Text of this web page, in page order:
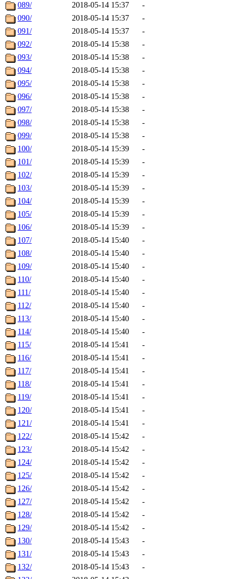
089/
2018-05-14 15:37
-
090/
2018-05-14 15:37
-
091/
2018-05-14 15:37
-
092/
2018-05-14 15:38
-
093/
2018-05-14 15:38
-
094/
2018-05-14 15:38
-
095/
2018-05-14 15:38
-
096/
2018-05-14 15:38
-
097/
2018-05-14 15:38
-
098/
2018-05-14 15:38
-
099/
2018-05-14 15:38
-
100/
2018-05-14 15:39
-
101/
2018-05-14 15:39
-
102/
2018-05-14 15:39
-
103/
2018-05-14 15:39
-
104/
2018-05-14 15:39
-
105/
2018-05-14 15:39
-
106/
2018-05-14 15:39
-
107/
2018-05-14 15:40
-
108/
2018-05-14 15:40
-
109/
2018-05-14 15:40
-
110/
2018-05-14 15:40
-
111/
2018-05-14 15:40
-
112/
2018-05-14 15:40
-
113/
2018-05-14 15:40
-
114/
2018-05-14 15:40
-
115/
2018-05-14 15:41
-
116/
2018-05-14 15:41
-
117/
2018-05-14 15:41
-
118/
2018-05-14 15:41
-
119/
2018-05-14 15:41
-
120/
2018-05-14 15:41
-
121/
2018-05-14 15:41
-
122/
2018-05-14 15:42
-
123/
2018-05-14 15:42
-
124/
2018-05-14 15:42
-
125/
2018-05-14 15:42
-
126/
2018-05-14 15:42
-
127/
2018-05-14 15:42
-
128/
2018-05-14 15:42
-
129/
2018-05-14 15:42
-
130/
2018-05-14 15:43
-
131/
2018-05-14 15:43
-
132/
2018-05-14 15:43
-